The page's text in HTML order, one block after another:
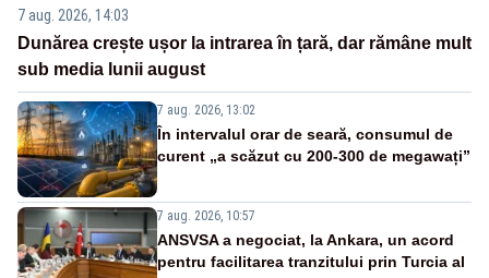
7 aug. 2026, 14:03
Dunărea crește ușor la intrarea în țară, dar rămâne mult
sub media lunii august
7 aug. 2026, 13:02
În intervalul orar de seară, consumul de
curent „a scăzut cu 200-300 de megawați”
7 aug. 2026, 10:57
ANSVSA a negociat, la Ankara, un acord
pentru facilitarea tranzitului prin Turcia al